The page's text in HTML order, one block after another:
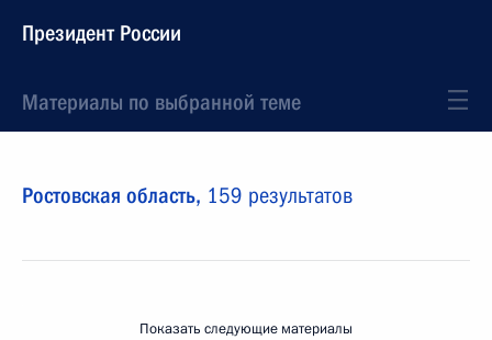
Президент России
Материалы по выбранной теме
Ростовская область, 159 результатов
Показать следующие материалы